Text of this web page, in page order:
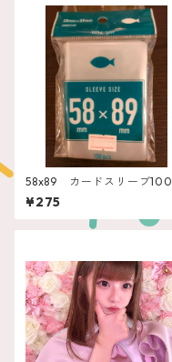
58x89 カードスリーブ100
枚 エンゲームズ”アメリカ
¥275